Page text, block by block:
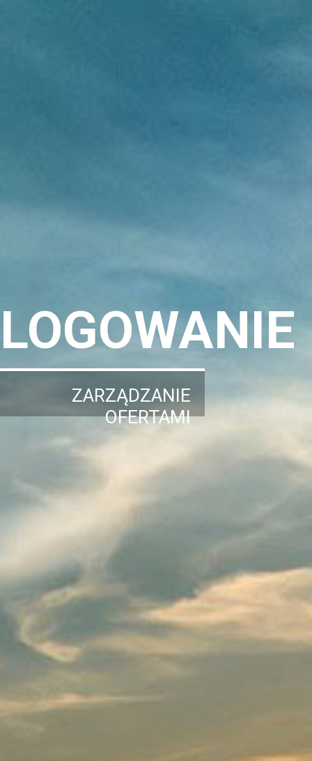
LOGOWANIE
ZARZĄDZANIE
OFERTAMI